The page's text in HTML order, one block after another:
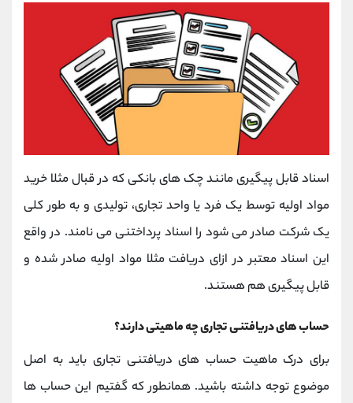
اسناد قابل پیگیری مانند چک های بانکی که در قبال مثلا خرید
مواد اولیه توسط یک فرد یا واحد تجاری، تولیدی و به طور کلی
یک شرکت صادر می شود را اسناد پرداختنی می نامند. در واقع
این اسناد معتبر در ازای دریافت مثلا مواد اولیه صادر شده و
قابل پیگیری هم هستند.
حساب های دریافتنی تجاری چه ماهیتی دارند؟
برای درک ماهیت حساب های دریافتنی تجاری باید به اصل
موضوع توجه داشته باشید. همانطور که گفتیم این حساب ها